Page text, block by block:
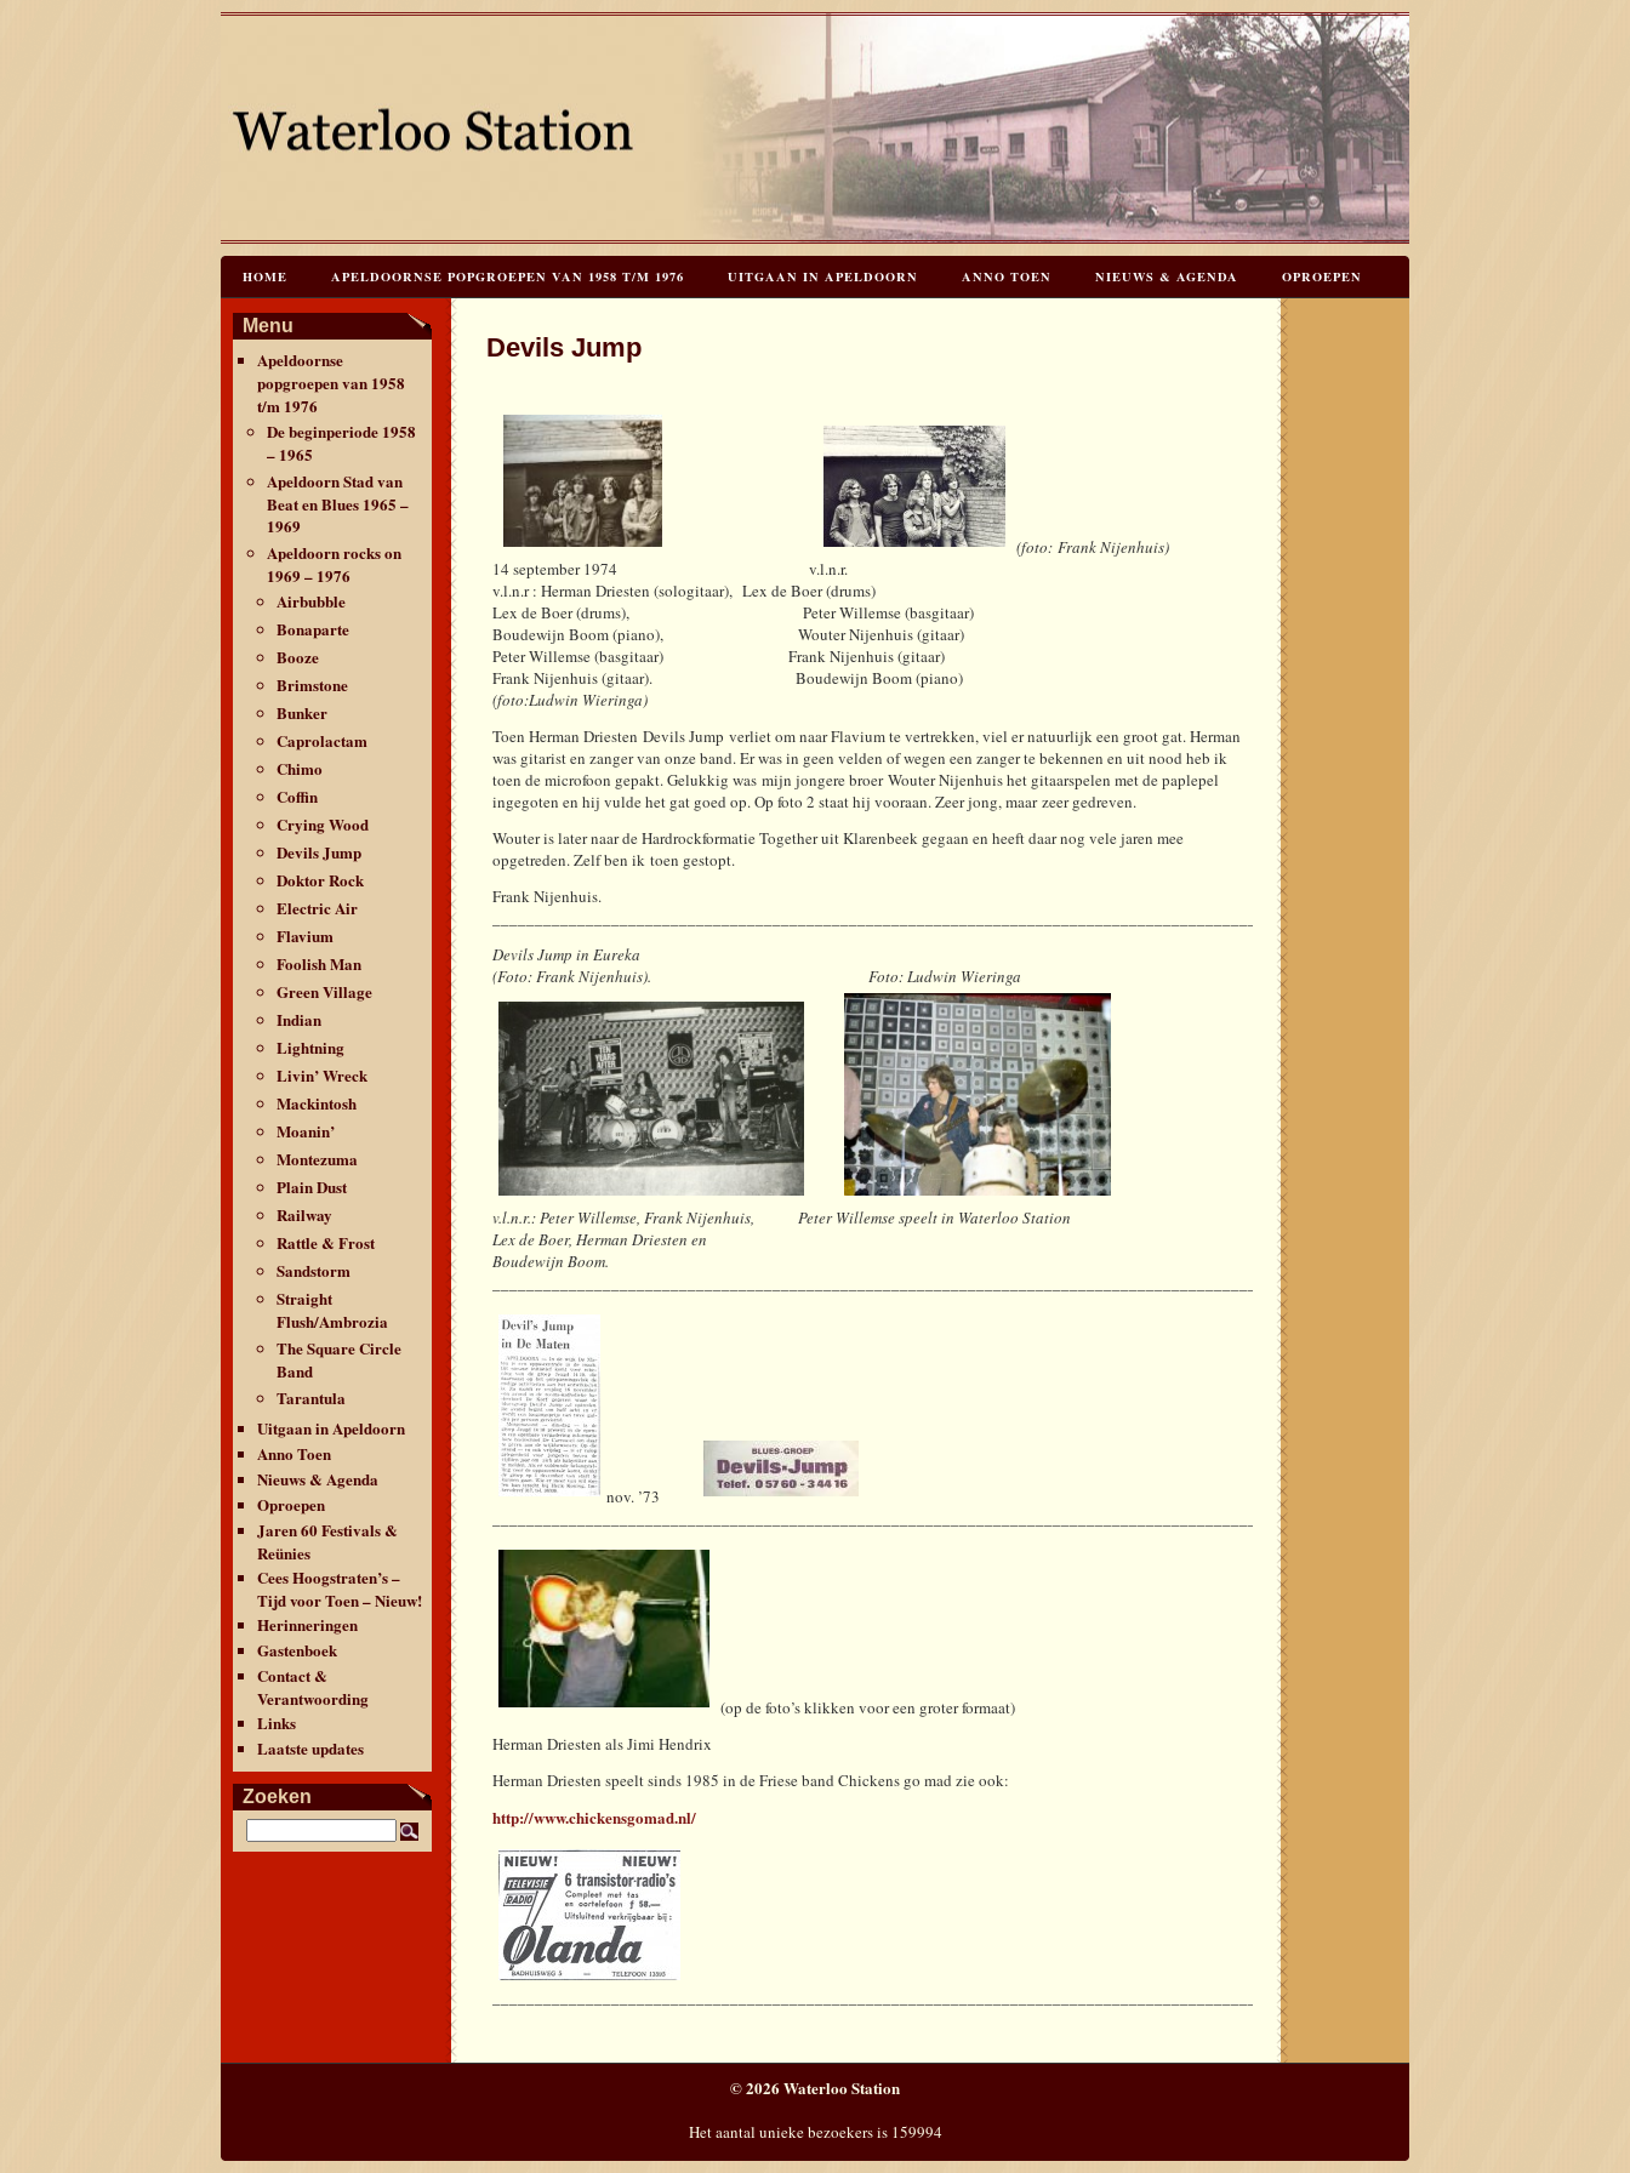
HOME APELDOORNSE POPGROEPEN VAN 1958 T/M 1976 UITGAAN IN APELDOORN ANNO TOEN NIEUWS & AGENDA OPROEPEN
JAREN 60 FESTIVALS & REÜNIES
CONTACT & VERANTWOORDING LINKS LAATSTE UPDATES
Menu
Apeldoornse
popgroepen van 1958
t/m 1976
De beginperiode 1958
– 1965
Apeldoorn Stad van
Beat en Blues 1965 –
1969
Apeldoorn rocks on
1969 – 1976
Airbubble
Bonaparte
Booze
Brimstone
Bunker
Caprolactam
Chimo
Coffin
Crying Wood
Devils Jump
Doktor Rock
Electric Air
Flavium
Foolish Man
Green Village
Indian
Lightning
Livin’ Wreck
Mackintosh
Moanin’
Montezuma
Plain Dust
Railway
Rattle & Frost
Sandstorm
Straight
Flush/Ambrozia
The Square Circle
Band
Tarantula
Uitgaan in Apeldoorn
Anno Toen
Nieuws & Agenda
Oproepen
Jaren 60 Festivals &
Reünies
Cees Hoogstraten’s –
Tijd voor Toen – Nieuw!
Herinneringen
Gastenboek
Contact &
Verantwoording
Links
Laatste updates
Zoeken
Devils Jump
(foto: Frank Nijenhuis)
14 september 1974 v.l.n.r.
v.l.n.r : Herman Driesten (sologitaar), Lex de Boer (drums)
Lex de Boer (drums), Peter Willemse (basgitaar)
Boudewijn Boom (piano), Wouter Nijenhuis (gitaar)
Peter Willemse (basgitaar) Frank Nijenhuis (gitaar)
Frank Nijenhuis (gitaar). Boudewijn Boom (piano)
(foto:Ludwin Wieringa)
Toen Herman Driesten Devils Jump verliet om naar Flavium te vertrekken, viel er natuurlijk een groot gat. Herman
was gitarist en zanger van onze band. Er was in geen velden of wegen een zanger te bekennen en uit nood heb ik
toen de microfoon gepakt. Gelukkig was mijn jongere broer Wouter Nijenhuis het gitaarspelen met de paplepel
ingegoten en hij vulde het gat goed op. Op foto 2 staat hij vooraan. Zeer jong, maar zeer gedreven.
Wouter is later naar de Hardrockformatie Together uit Klarenbeek gegaan en heeft daar nog vele jaren mee
opgetreden. Zelf ben ik toen gestopt.
Frank Nijenhuis.
__________________________________________________________________________________________________________
Devils Jump in Eureka
(Foto: Frank Nijenhuis). Foto: Ludwin Wieringa
v.l.n.r.: Peter Willemse, Frank Nijenhuis, Peter Willemse speelt in Waterloo Station
Lex de Boer, Herman Driesten en
Boudewijn Boom.
_______________________________________________________________________________________________________________
nov. ’73
__________________________________________________________________________________________________________________
(op de foto’s klikken voor een groter formaat)
Herman Driesten als Jimi Hendrix
Herman Driesten speelt sinds 1985 in de Friese band Chickens go mad zie ook:
http://www.chickensgomad.nl/
___________________________________________________________________________________________________________________
© 2026 Waterloo Station
Het aantal unieke bezoekers is 159994